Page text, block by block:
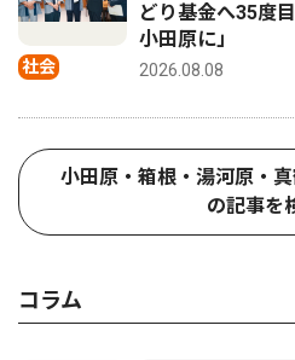
社会
どり基金へ35度
小田原に」
2026.08.08
小田原・箱根・湯河原・
の記事を
コラム